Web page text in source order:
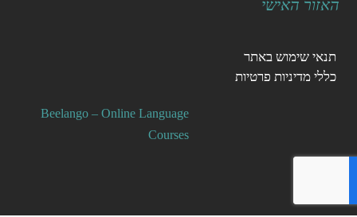
האזור האישי
תנאי שימוש באתר
כללי מדיניות פרטיות
Beelango – Online Language
Courses